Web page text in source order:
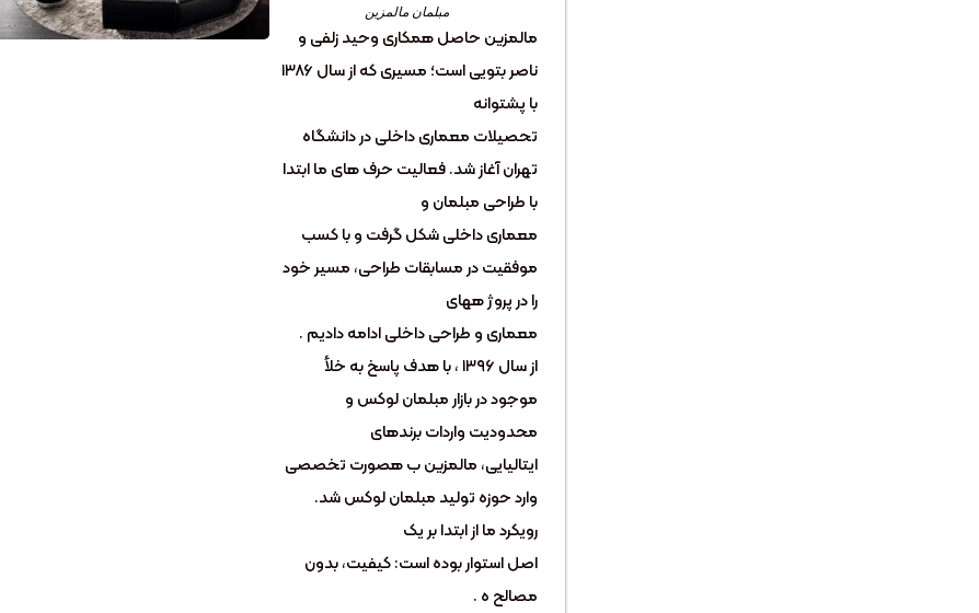
مبلمان مالمزین
مالمزین حاصل همکاری وحید زلفی و
ناصر بتویی است؛ مسیری که از سال ۱۳۸۶
با پشتوانه
تحصیلات معماری داخلی در دانشگاه
تهران آغاز شد. فعالیت حرف های ما ابتدا
با طراحی مبلمان و
معماری داخلی شکل گرفت و با کسب
موفقیت در مسابقات طراحی، مسیر خود
را در پروژ ههای
معماری و طراحی داخلی ادامه دادیم .
از سال ۱۳۹۶ ، با هدف پاسخ به خلأ
موجود در بازار مبلمان لوکس و
محدودیت واردات برندهای
ایتالیایی، مالمزین ب هصورت تخصصی
وارد حوزه تولید مبلمان لوکس شد.
رویکرد ما از ابتدا بر یک
اصل استوار بوده است: کیفیت، بدون
مصالح ه .